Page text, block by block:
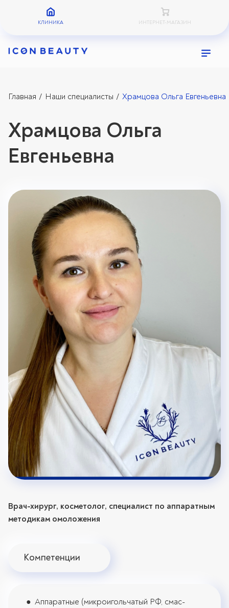
КЛИНИКА ИНТЕРНЕТ-МАГАЗИН
Главная / Наши специалисты / Храмцова Ольга Евгеньевна
Храмцова Ольга
Евгеньевна
Врач-хирург, косметолог, специалист по аппаратным
методикам омоложения
Компетенции
Аппаратные (микроигольчатый РФ, смас-